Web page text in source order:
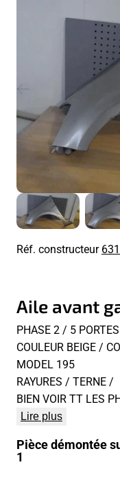
Réf. constructeur
Aile avant
PHASE 2 / 5 PORTES
COULEUR BEIGE /
MODEL 195
RAYURES / TERNE /
BIEN VOIR TT LES
Lire plus
Pièce démontée
1